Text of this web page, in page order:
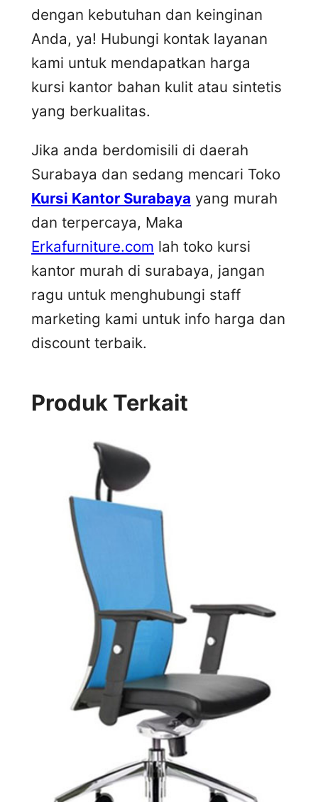
dengan kebutuhan dan keinginan
Anda, ya! Hubungi kontak layanan
kami untuk mendapatkan harga
kursi kantor bahan kulit atau sintetis
yang berkualitas.
Jika anda berdomisili di daerah
Surabaya dan sedang mencari Toko
Kursi Kantor Surabaya yang murah
dan terpercaya, Maka
Erkafurniture.com lah toko kursi
kantor murah di surabaya, jangan
ragu untuk menghubungi staff
marketing kami untuk info harga dan
discount terbaik.
Produk Terkait